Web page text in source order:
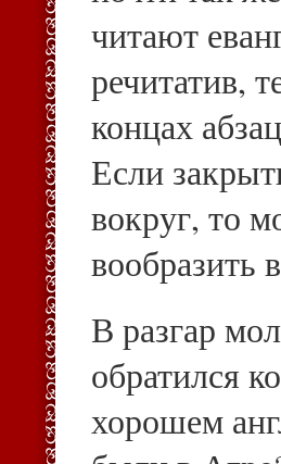
читают
речитатив,
концах
Если
вокруг, то
вообразить
В разгар
обратился
хорошем